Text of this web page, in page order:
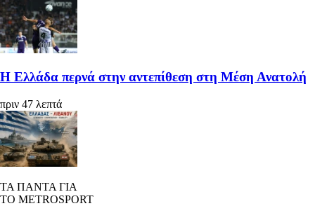
Η Ελλάδα περνά στην αντεπίθεση στη Μέση Ανατολή
πριν 47 λεπτά
ΤΑ ΠΑΝΤΑ ΓΙΑ
ΤΟ METROSPORT